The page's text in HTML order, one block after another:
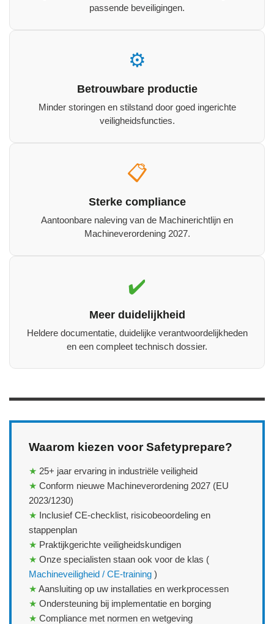
passende beveiligingen.
⚙️
Betrouwbare productie
Minder storingen en stilstand door goed ingerichte
veiligheidsfuncties.
📋
Sterke compliance
Aantoonbare naleving van de Machinerichtlijn en
Machineverordening 2027.
✔️
Meer duidelijkheid
Heldere documentatie, duidelijke verantwoordelijkheden
en een compleet technisch dossier.
Waarom kiezen voor Safetyprepare?
★ 25+ jaar ervaring in industriële veiligheid
★ Conform nieuwe Machineverordening 2027 (EU
2023/1230)
★ Inclusief CE‑checklist, risicobeoordeling en
stappenplan
★ Praktijkgerichte veiligheidskundigen
★ Onze specialisten staan ook voor de klas (
Machineveiligheid / CE‑training )
★ Aansluiting op uw installaties en werkprocessen
★ Ondersteuning bij implementatie en borging
★ Compliance met normen en wetgeving